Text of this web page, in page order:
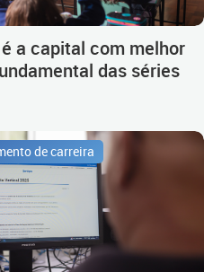
a capital com melhor
das séries
de carreira